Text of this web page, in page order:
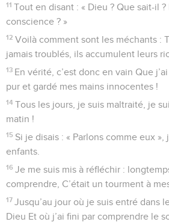
11 Tout en disant : « Dieu ? Que sait-il
conscience ? »
12 Voilà comment sont les méchants :
jamais troublés, ils accumulent leurs
13 En vérité, c’est donc en vain Que
pur et gardé mes mains innocentes !
14 Tous les jours, je suis maltraité, je
matin !
15 Si je disais : « Parlons comme eux
enfants.
16 Je me suis mis à réfléchir :
comprendre, C’était un tourment à
17 Jusqu’au jour où je suis entré dans
Dieu Et où j’ai fini par comprendre le